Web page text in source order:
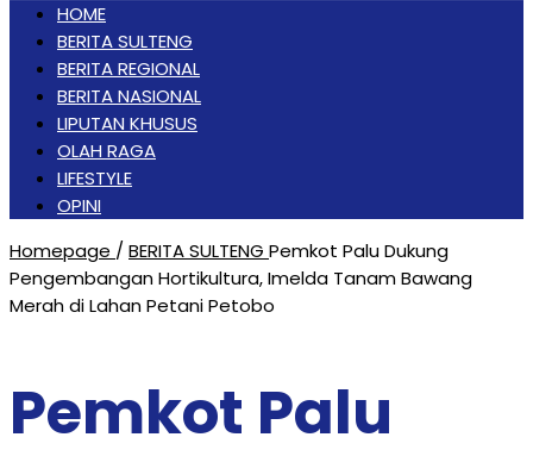
HOME
BERITA SULTENG
BERITA REGIONAL
BERITA NASIONAL
LIPUTAN KHUSUS
OLAH RAGA
LIFESTYLE
OPINI
Homepage / BERITA SULTENG Pemkot Palu Dukung
Pengembangan Hortikultura, Imelda Tanam Bawang
Merah di Lahan Petani Petobo
Pemkot Palu